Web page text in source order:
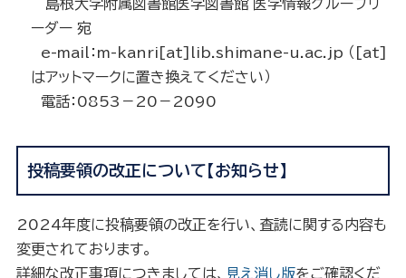
島根大学附属図書館医学図書館 医学情報グループリ
ーダー 宛
e-mail：m-kanri[at]lib.shimane-u.ac.jp （[at]
はアットマークに置き換えてください）
電話：0853－20－2090
投稿要領の改正について【お知らせ】
2024年度に投稿要領の改正を行い、査読に関する内容も
変更されております。
詳細な改正事項につきましては、 見え消し版をご確認くだ